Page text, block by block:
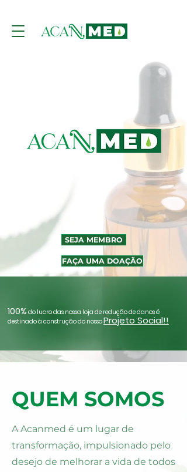
SEJA MEMBRO
FAÇA UMA DOAÇÃO
100% do lucro das nossa loja de redução de danos é
destinado à construção do nossoProjeto Social!!
QUEM SOMOS
A Acanmed é um lugar de
transformação, impulsionado pelo
desejo de melhorar a vida de todos